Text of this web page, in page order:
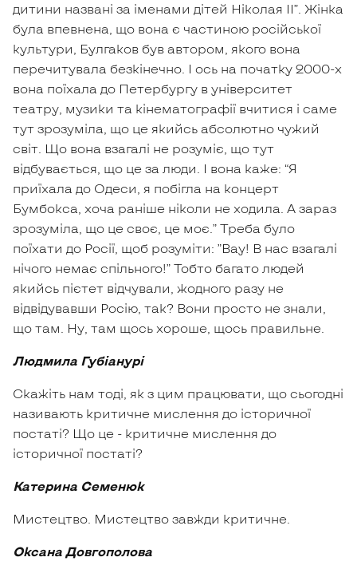
дитини названі за іменами дітей Ніколая ІІ”. Жінка
була впевнена, що вона є частиною російської
культури, Булгаков був автором, якого вона
перечитувала безкінечно. І ось на початку 2000-х
вона поїхала до Петербургу в університет
театру, музики та кінематографії вчитися і саме
тут зрозуміла, що це якийсь абсолютно чужий
світ. Що вона взагалі не розуміє, що тут
відбувається, що це за люди. І вона каже: “Я
приїхала до Одеси, я побігла на концерт
Бумбокса, хоча раніше ніколи не ходила. А зараз
зрозуміла, що це своє, це моє.” Треба було
поїхати до Росії, щоб розуміти: ”Вау! В нас взагалі
нічого немає спільного!” Тобто багато людей
якийсь пієтет відчували, жодного разу не
відвідувавши Росію, так? Вони просто не знали,
що там. Ну, там щось хороше, щось правильне.
Людмила Губіанурі
Скажіть нам тоді, як з цим працювати, що сьогодні
називають критичне мислення до історичної
постаті? Що це - критичне мислення до
історичної постаті?
Катерина Семенюк
Мистецтво. Мистецтво завжди критичне.
Оксана Довгополова